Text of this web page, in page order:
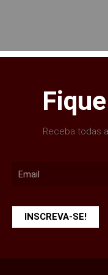
Receba todas
INSCREVA-SE!